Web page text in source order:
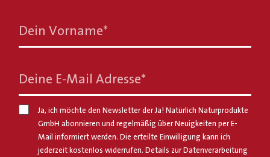
Dein Vorname*
Deine E-Mail Adresse*
Ja, ich möchte den Newsletter der Ja! Natürlich Naturprodukte
GmbH abonnieren und regelmäßig über Neuigkeiten per E-
Mail informiert werden. Die erteilte Einwilligung kann ich
jederzeit kostenlos widerrufen. Details zur Datenverarbeitung